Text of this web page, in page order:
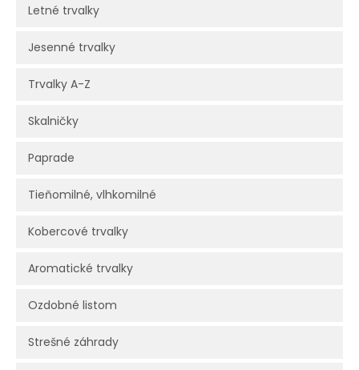
Letné trvalky
Jesenné trvalky
Trvalky A-Z
Skalničky
Paprade
Tieňomilné, vlhkomilné
Kobercové trvalky
Aromatické trvalky
Ozdobné listom
Strešné záhrady